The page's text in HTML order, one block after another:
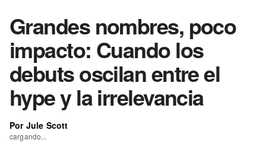
Grandes nombres, poco
impacto: Cuando los
debuts oscilan entre el
hype y la irrelevancia
Por Jule Scott
cargando...